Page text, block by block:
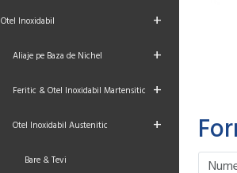
Otel Inoxidabil +
Aliaje pe Baza de Nichel +
Feritic & Otel Inoxidabil Martensitic +
Otel Inoxidabil Austenitic +
Bare & Tevi Please
Please
Please
Please